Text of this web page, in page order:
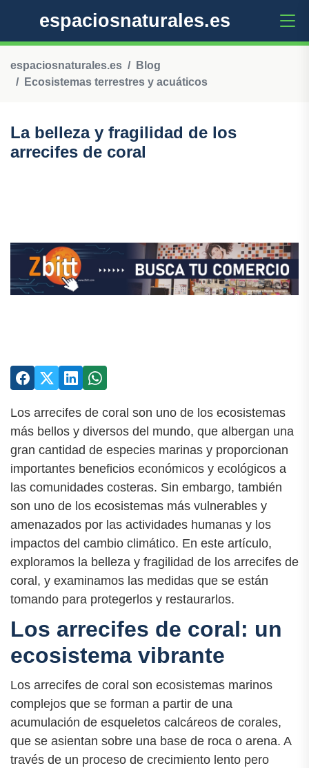
espaciosnaturales.es
espaciosnaturales.es
Blog
Ecosistemas terrestres y acuáticos
La belleza y fragilidad de los
arrecifes de coral
Los arrecifes de coral son uno de los ecosistemas
más bellos y diversos del mundo, que albergan una
gran cantidad de especies marinas y proporcionan
importantes beneficios económicos y ecológicos a
las comunidades costeras. Sin embargo, también
son uno de los ecosistemas más vulnerables y
amenazados por las actividades humanas y los
impactos del cambio climático. En este artículo,
exploramos la belleza y fragilidad de los arrecifes de
coral, y examinamos las medidas que se están
tomando para protegerlos y restaurarlos.
Los arrecifes de coral: un
ecosistema vibrante
Los arrecifes de coral son ecosistemas marinos
complejos que se forman a partir de una
acumulación de esqueletos calcáreos de corales,
que se asientan sobre una base de roca o arena. A
través de un proceso de crecimiento lento pero